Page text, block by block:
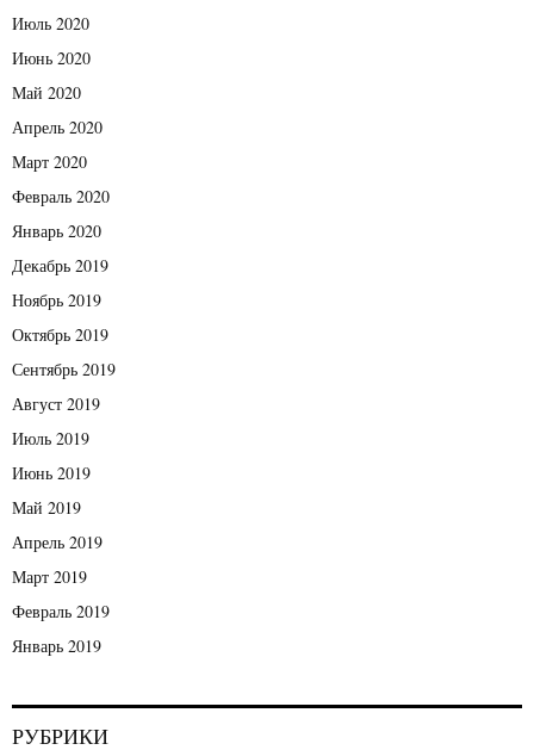
Июль 2020
Июнь 2020
Май 2020
Апрель 2020
Март 2020
Февраль 2020
Январь 2020
Декабрь 2019
Ноябрь 2019
Октябрь 2019
Сентябрь 2019
Август 2019
Июль 2019
Июнь 2019
Май 2019
Апрель 2019
Март 2019
Февраль 2019
Январь 2019
РУБРИКИ